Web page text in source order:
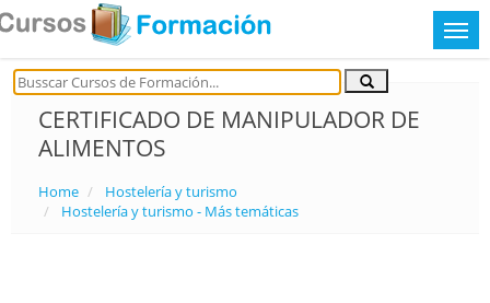
CERTIFICADO DE MANIPULADOR DE
ALIMENTOS
Home
Hostelería y turismo
Hostelería y turismo - Más temáticas